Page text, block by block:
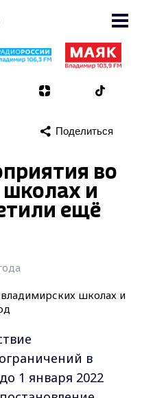
Поделиться
во
и
ещё
в
до 1 января 2022